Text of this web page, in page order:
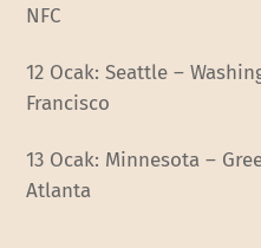
NFC
12 Ocak: Seattle –
Francisco
13 Ocak: Minnesota –
Atlanta